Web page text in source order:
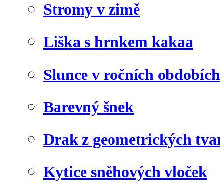
Stromy v zimě
Liška s hrnkem kakaa
Slunce v ročních obdobích
Barevný šnek
Drak z geometrických
Kytice sněhových vloček